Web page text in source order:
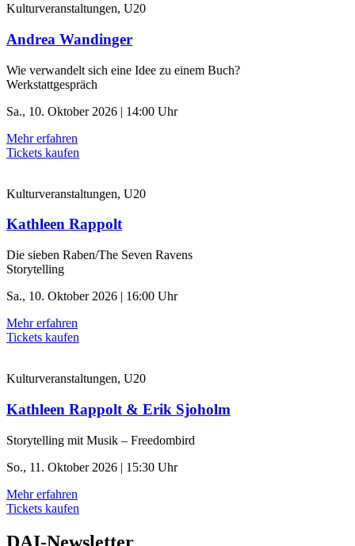
Kulturveranstaltungen, U20
Andrea Wandinger
Wie verwandelt sich eine Idee zu einem Buch?
Werkstattgespräch
Sa., 10. Oktober 2026 | 14:00 Uhr
Mehr erfahren
Tickets kaufen
Kulturveranstaltungen, U20
Kathleen Rappolt
Die sieben Raben/The Seven Ravens
Storytelling
Sa., 10. Oktober 2026 | 16:00 Uhr
Mehr erfahren
Tickets kaufen
Kulturveranstaltungen, U20
Kathleen Rappolt & Erik Sjoholm
Storytelling mit Musik – Freedombird
So., 11. Oktober 2026 | 15:30 Uhr
Mehr erfahren
Tickets kaufen
DAI-Newsletter